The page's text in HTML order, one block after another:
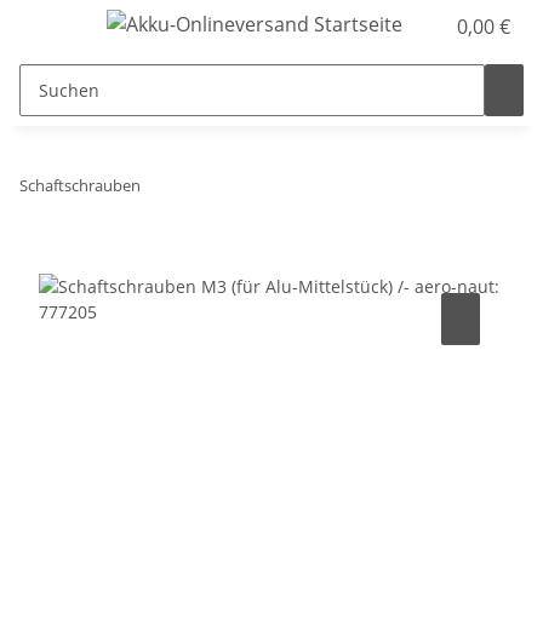
0,00 €
Schaftschrauben